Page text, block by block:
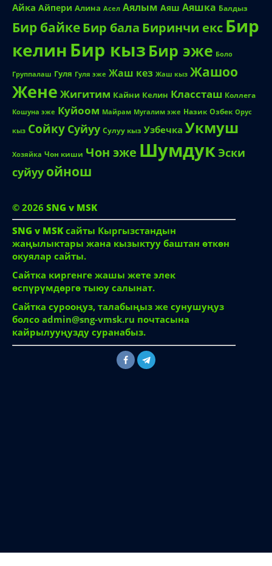
Айка Айпери Алина Асел Аялым Аяш Аяшка Балдыз
Бир байкеБир бала Биринчи екс Бир
келин Бир кыз Бир эже Боло
Группалаш Гуля Гуля эже Жаш кез Жаш кыз Жашоо
Жене Жигитим Кайни Келин Классташ Коллега
Кошуна эже Куйоом Майрам Мугалим эже Назик Озбек Орус
кыз Сойку Суйуу Сулуу кыз Узбечка Укмуш
Хозяйка Чон киши Чон эже ШумдукЭски
суйуу ойнош
© 2026 SNG v MSK
SNG v MSK сайты Кыргызстандын
жаңылыктары жана кызыктуу баштан өткөн
окуялар сайты.
Сайтка киргенге жашы жете элек
өспүрүмдөргө тыюу салынат.
Сайтка сурооңуз, талабыңыз же сунушуңуз
болсо admin@sng-vmsk.ru почтасына
кайрылууңузду суранабыз.